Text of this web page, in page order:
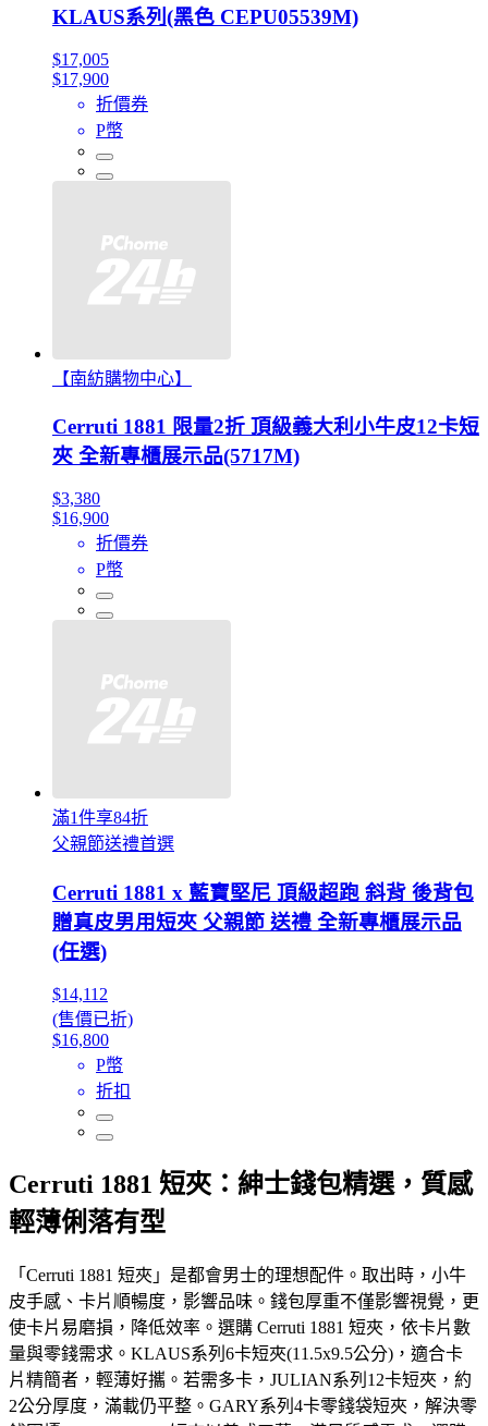
KLAUS系列(黑色 CEPU05539M)
$17,005
$17,900
折價券
P幣
【南紡購物中心】
Cerruti 1881 限量2折 頂級義大利小牛皮12卡短
夾 全新專櫃展示品(5717M)
$3,380
$16,900
折價券
P幣
滿1件享84折
父親節送禮首選
Cerruti 1881 x 藍寶堅尼 頂級超跑 斜背 後背包
贈真皮男用短夾 父親節 送禮 全新專櫃展示品
(任選)
$14,112
(售價已折)
$16,800
P幣
折扣
Cerruti 1881 短夾：紳士錢包精選，質感
輕薄俐落有型
「Cerruti 1881 短夾」是都會男士的理想配件。取出時，小牛
皮手感、卡片順暢度，影響品味。錢包厚重不僅影響視覺，更
使卡片易磨損，降低效率。選購 Cerruti 1881 短夾，依卡片數
量與零錢需求。KLAUS系列6卡短夾(11.5x9.5公分)，適合卡
片精簡者，輕薄好攜。若需多卡，JULIAN系列12卡短夾，約
2公分厚度，滿載仍平整。GARY系列4卡零錢袋短夾，解決零